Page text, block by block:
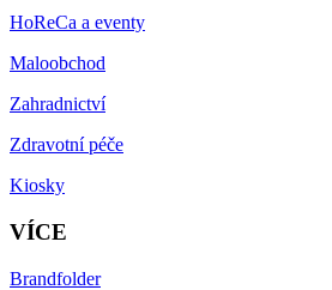
HoReCa a eventy
Maloobchod
Zahradnictví
Zdravotní péče
Kiosky
VÍCE
Brandfolder